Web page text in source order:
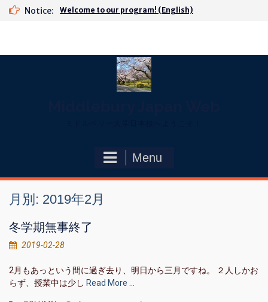
Skip
Notice: Welcome to our program! (English)
Menu
月別: 2019年2月
冬学期無事終了
2019-02-28
2月もあっという間に過ぎ去り、明日から三月ですね。 ２人しかお
らず、授業中は少し Read More …